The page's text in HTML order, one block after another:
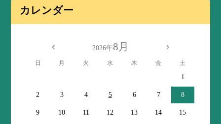
カレンダー
2026年8月
日 月 火 水 木 金 土
1
2 3 4 5 6 7 8
9 10 11 12 13 14 15